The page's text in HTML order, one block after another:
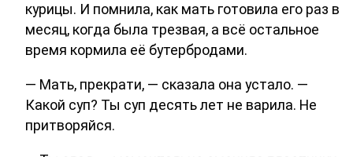
курицы. И помнила, как мать готовила его раз в
месяц, когда была трезвая, а всё остальное
время кормила её бутербродами.
— Мать, прекрати, — сказала она устало. —
Какой суп? Ты суп десять лет не варила. Не
притворяйся.